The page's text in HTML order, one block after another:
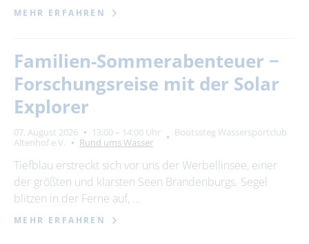
MEHR ERFAHREN
Familien-Sommerabenteuer −
Forschungsreise mit der Solar
Explorer
07. August 2026 13:00 – 14:00 Uhr
Bootssteg Wassersportclub
Altenhof e.V.
Rund ums Wasser
Tiefblau erstreckt sich vor uns der Werbellinsee, einer
der größten und klarsten Seen Brandenburgs. Segel
blitzen in der Ferne auf, …
MEHR ERFAHREN